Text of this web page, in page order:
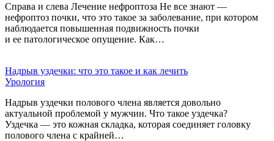
Справа и слева Лечение нефроптоза Не все знают —
нефроптоз почки, что это такое за заболевание, при котором
наблюдается повышенная подвижность почки
и ее патологическое опущение. Как…
Надрыв уздечки: что это такое и как лечить
Урология
Надрыв уздечки полового члена является довольно
актуальной проблемой у мужчин. Что такое уздечка?
Уздечка — это кожная складка, которая соединяет головку
полового члена с крайней…